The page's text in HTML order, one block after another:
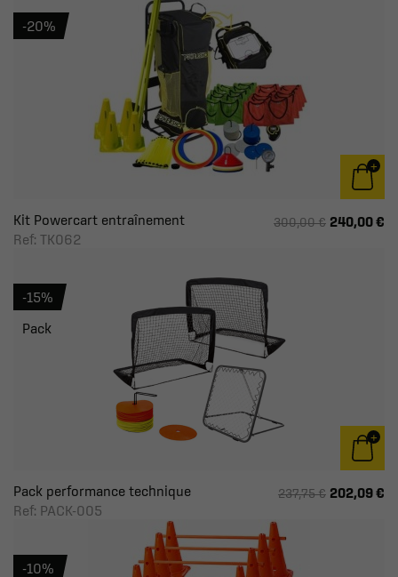
Kit Powercart entraînement
Ref: TK062
300,00 € 240,00 €
-20%
Pack performance technique
Ref: PACK-005
237,75 € 202,09 €
-15%
Pack
-10%